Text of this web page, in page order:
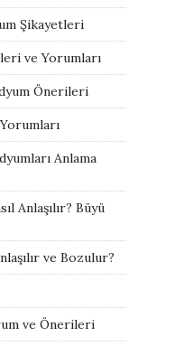
Şikayetleri
ve Yorumları
Önerileri
Anlama
Anlaşılır? Büyü
ve Bozulur?
ve Önerileri